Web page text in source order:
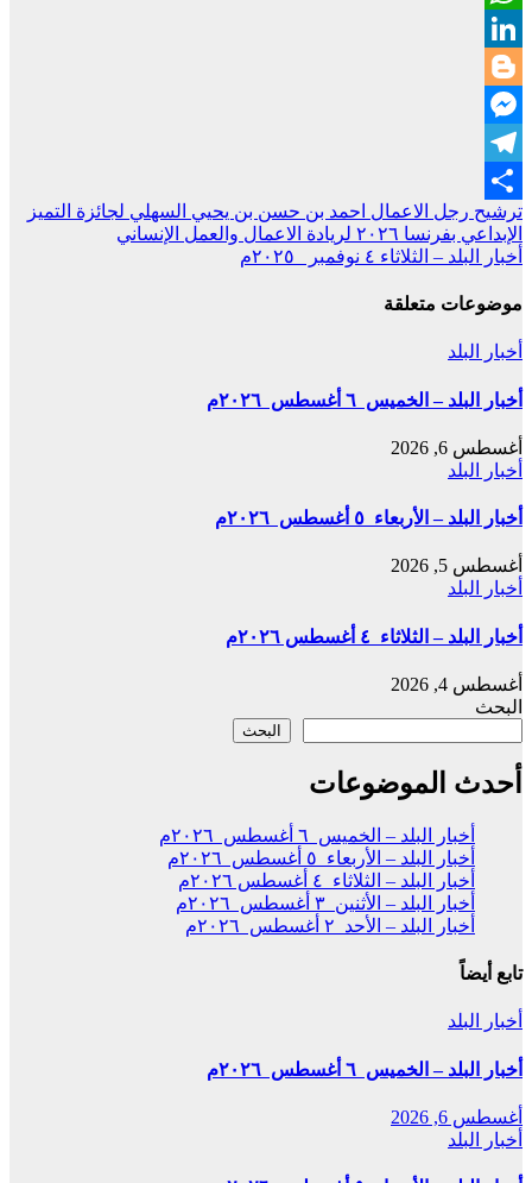
WhatsApp
LinkedIn
Blogger
Messenger
Telegram
Share
تصفّح
المقالات
ترشيح رجل الاعمال احمد بن حسن بن يحيي السهلي لجائزة التميز
الإبداعي بفرنسا ٢٠٢٦ لريادة الاعمال والعمل الإنساني
أخبار البلد – الثلاثاء ٤ نوفمبر ٢٠٢٥م
موضوعات متعلقة
أخبار البلد
أخبار البلد – الخميس ٦ أغسطس ٢٠٢٦م
أغسطس 6, 2026
أخبار البلد
أخبار البلد – الأربعاء ٥ أغسطس ٢٠٢٦م
أغسطس 5, 2026
أخبار البلد
أخبار البلد – الثلاثاء ٤ أغسطس ٢٠٢٦م
أغسطس 4, 2026
البحث
البحث
أحدث الموضوعات
أخبار البلد – الخميس ٦ أغسطس ٢٠٢٦م
أخبار البلد – الأربعاء ٥ أغسطس ٢٠٢٦م
أخبار البلد – الثلاثاء ٤ أغسطس ٢٠٢٦م
أخبار البلد – الأثنين ٣ أغسطس ٢٠٢٦م
أخبار البلد – الأحد ٢ أغسطس ٢٠٢٦م
تابع أيضاً
أخبار البلد
أخبار البلد – الخميس ٦ أغسطس ٢٠٢٦م
أغسطس 6, 2026
أخبار البلد